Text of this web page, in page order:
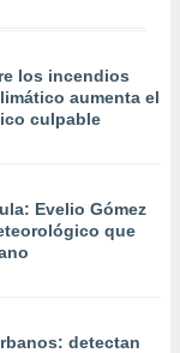
los incendios
aumenta el
culpable
Evelio Gómez
que
detectan